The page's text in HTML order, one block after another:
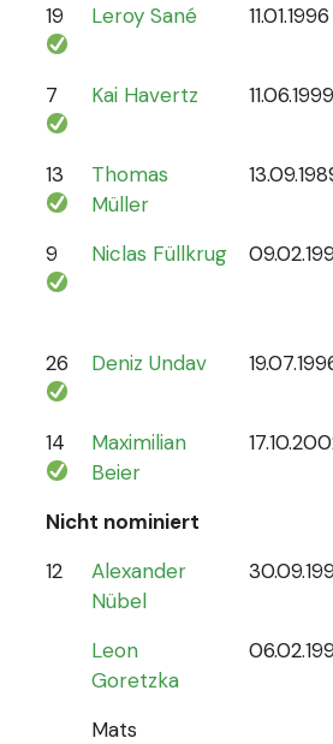
19
Leroy Sané 11.01.1996
7 Kai Havertz 11.06.1999
13
Thomas
Müller
9 Niclas Füllkrug
26 Deniz Undav
14
Maximilian
Beier
Nicht nominiert
12
Alexander
Nübel
Leon
Goretzka
Mats